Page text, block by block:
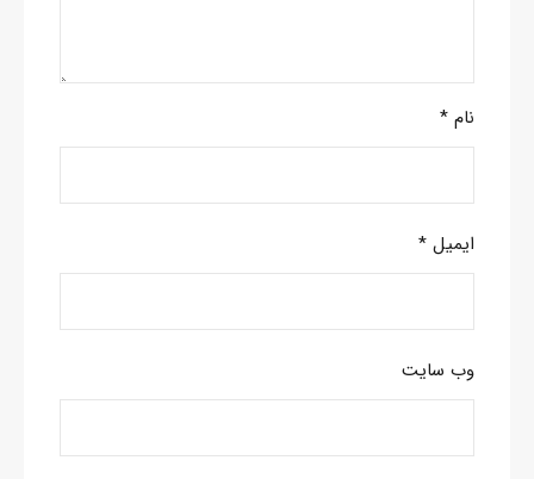
نام *
ایمیل *
وب‌ سایت